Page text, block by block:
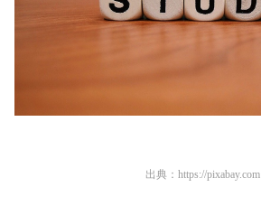
出典： https://pixabay.com